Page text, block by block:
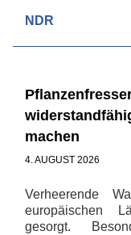
NDR
machen
4. AUGUST 2026
Verheerende
europäischen
gesorgt.